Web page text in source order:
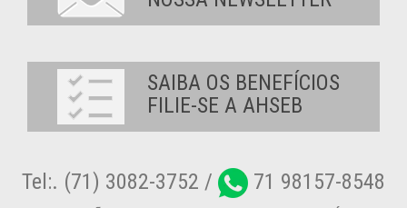
SAIBA OS BENEFÍCIOS
FILIE-SE A AHSEB
Tel:. (71) 3082-3752 / 71 98157-8548